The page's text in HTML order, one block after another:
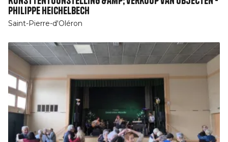
Philippe Heichelbech
Saint-Pierre-d'Oléron